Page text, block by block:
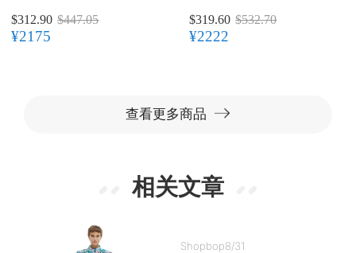
$312.90 $447.05
¥2175
$319.60 $532.70
¥2222
查看更多商品
相关文章
Shopbop8/31